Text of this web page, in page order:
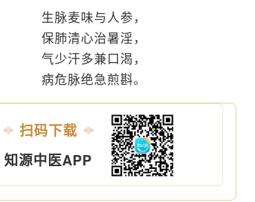
生脉麦味与人参，
保肺清心治暑淫，
气少汗多兼口渴，
病危脉绝急煎斟。
扫码下载
知源中医APP